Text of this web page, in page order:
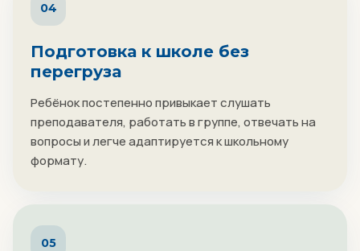
04
Подготовка к школе без
перегруза
Ребёнок постепенно привыкает слушать
преподавателя, работать в группе, отвечать на
вопросы и легче адаптируется к школьному
формату.
05